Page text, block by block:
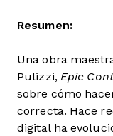
Resumen:
Una obra
Pulizzi, Epic
sobre cómo
correcta. Hace
digital ha